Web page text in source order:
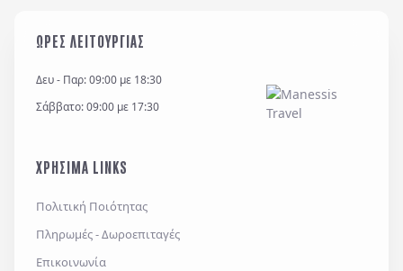
ΩΡΕΣ ΛΕΙΤΟΥΡΓΙΑΣ
Δευ - Παρ: 09:00 με 18:30
Σάββατο: 09:00 με 17:30
ΧΡΗΣΙΜΑ LINKS
Πολιτική Ποιότητας
Πληρωμές - Δωροεπιταγές
Επικοινωνία